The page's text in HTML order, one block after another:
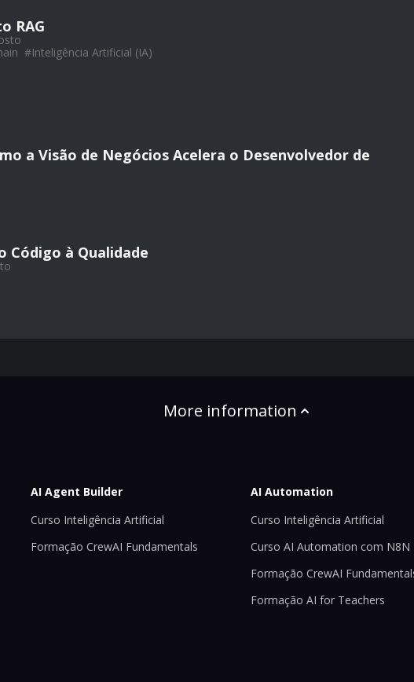
RAG
#Inteligência Artificial (IA)
a Visão de Negócios Acelera o Desenvolvedor de
Código à Qualidade
More information
AI Agent Builder
Curso Inteligência Artificial
Formação CrewAI Fundamentals
AI Automation
Curso Inteligência Artificial
Curso AI Automation com N8N
Formação CrewAI
Formação AI for Teachers